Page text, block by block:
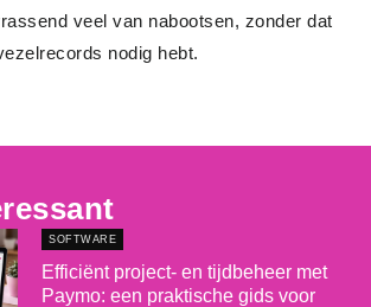
veel van nabootsen, zonder dat
nodig hebt.
SOFTWARE
Efficiënt project- en tijdbeheer met
Paymo: een praktische gids voor